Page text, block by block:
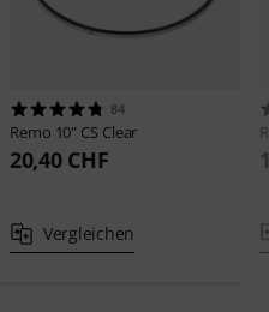
84
Remo 10" CS Clear
20,40 CHF
Vergleichen